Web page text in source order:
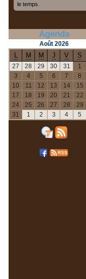
le temps.
Agenda
Août 2026
M M J V S
27 28 29 30 31 1
3
4 5 6 7 8
10
11 12 13 14 15
17
18 19 20 21 22
24
25 26 27 28 29
31
1 2 3 4 5